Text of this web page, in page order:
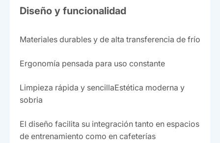
Diseño y funcionalidad
Materiales durables y de alta transferencia de frío
Ergonomía pensada para uso constante
Limpieza rápida y sencillaEstética moderna y
sobria
El diseño facilita su integración tanto en espacios
de entrenamiento como en cafeterías